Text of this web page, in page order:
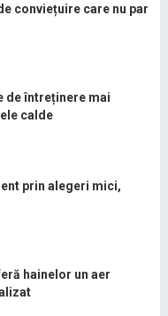
conviețuire care nu par
de întreținere mai
calde
prin alegeri mici,
hainelor un aer